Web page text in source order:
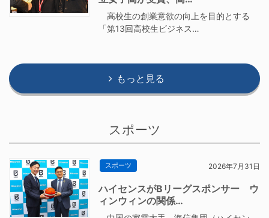
高校生の創業意欲の向上を目的とする
「第13回高校生ビジネス…
もっと見る
スポーツ
スポーツ 2026年7月31日
ハイセンスがBリーグスポンサー ウ
ィンウィンの関係…